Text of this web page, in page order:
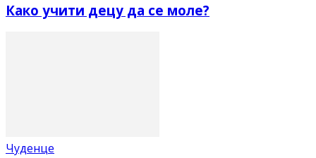
Како учити децу да се моле?
Чуденце